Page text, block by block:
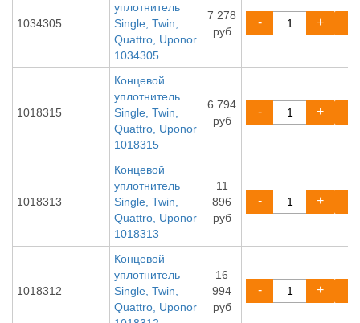
1034305
уплотнитель
Single, Twin,
Quattro, Uponor
1034305
7 278
руб
- +
1018315
Концевой
уплотнитель
Single, Twin,
Quattro, Uponor
1018315
6 794
руб
- +
1018313
Концевой
уплотнитель
Single, Twin,
Quattro, Uponor
1018313
11
896
руб
- +
1018312
Концевой
уплотнитель
Single, Twin,
Quattro, Uponor
16
994
руб
- +